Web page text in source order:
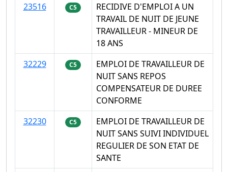
23516
C5
RECIDIVE D'EMPLOI A UN
TRAVAIL DE NUIT DE JEUNE
TRAVAILLEUR - MINEUR DE
18 ANS
32229
C5
EMPLOI DE TRAVAILLEUR DE
NUIT SANS REPOS
COMPENSATEUR DE DUREE
CONFORME
32230
C5
EMPLOI DE TRAVAILLEUR DE
NUIT SANS SUIVI INDIVIDUEL
REGULIER DE SON ETAT DE
SANTE